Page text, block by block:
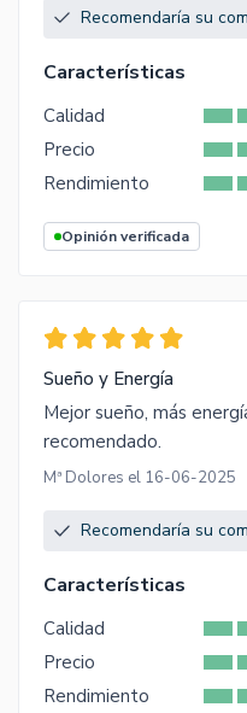
Recomendaría su
Características
Calidad
Precio
Rendimiento
Opinión verificada
Sueño y Energía
Mejor sueño, más
recomendado.
Mª Dolores el 16-06-2025
Recomendaría su
Características
Calidad
Precio
Rendimiento